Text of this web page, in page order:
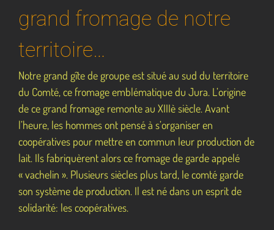
grand fromage de notre
territoire…
Notre grand gîte de groupe est situé au sud du territoire
du Comté, ce fromage emblématique du Jura. L’origine
de ce grand fromage remonte au XIIIè siècle. Avant
l’heure, les hommes ont pensé à s’organiser en
coopératives pour mettre en commun leur production de
lait. Ils fabriquèrent alors ce fromage de garde appelé
« vachelin ». Plusieurs siècles plus tard, le comté garde
son système de production. Il est né dans un esprit de
solidarité: les coopératives.